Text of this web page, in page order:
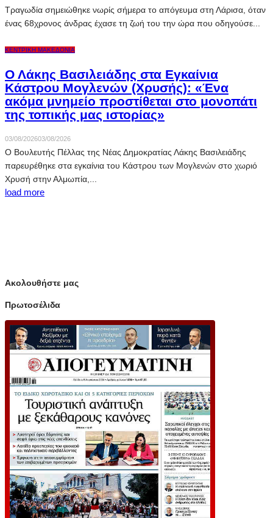
Τραγωδία σημειώθηκε νωρίς σήμερα το απόγευμα στη Λάρισα, όταν
ένας 68χρονος άνδρας έχασε τη ζωή του την ώρα που οδηγούσε...
ΚΕΝΤΡΙΚΉ ΜΑΚΕΔΟΝΊΑ
Ο Λάκης Βασιλειάδης στα Εγκαίνια
Κάστρου Μογλενών (Χρυσής): «Ένα
ακόμα μνημείο προστίθεται στο μονοπάτι
της τοπικής μας ιστορίας»
03/08/202603/08/2026
Ο Βουλευτής Πέλλας της Νέας Δημοκρατίας Λάκης Βασιλειάδης
παρευρέθηκε στα εγκαίνια του Κάστρου των Μογλενών στο χωριό
Χρυσή στην Αλμωπία,...
load more
Ακολουθήστε μας
Πρωτοσέλιδα